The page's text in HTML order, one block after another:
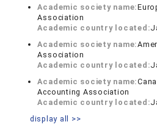
Academic society name:
Association
Academic country located:
Academic society name:
Association
Academic country located:
Academic society name:
Accounting Association
Academic country located:
display all >>